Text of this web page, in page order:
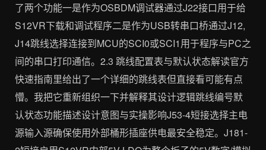
了两个功能一是作为OSBDM调试器通过J22接口用于给
S12VR下载和调试程序二是作为USB转串口桥通过J12,
J14跳线选择连接到MCU的SCI0或SCI1用于程序与PC之
间的串口打印通信。2.3 跳线配置表与默认状态解读官方
快速指南里给出了一个详细的跳线表但直接看可能有点
懵。我把它重新组织一下并解释其设计逻辑跳线编号默
认状态功能描述设计意图与实操影响J53-4短接选择主电
源输入源确保使用外部桶形插座供电最安全稳定。J181-